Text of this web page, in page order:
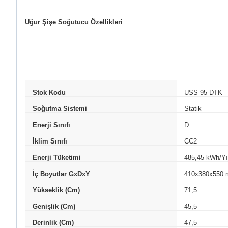
Uğur Şişe Soğutucu Özellikleri
Stok Kodu USS 95 DTK
Soğutma Sistemi Statik
Enerji Sınıfı D
İklim Sınıfı CC2
Enerji Tüketimi 485,45 kWh/Yıl
İç Boyutlar GxDxY 410x380x550
Yükseklik (Cm) 71,5
Genişlik (Cm) 45,5
Derinlik (Cm) 47,5